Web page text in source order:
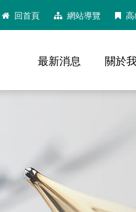
回首頁 網站導覽
最新消息 關於
略過字型切換，社群分享工具列